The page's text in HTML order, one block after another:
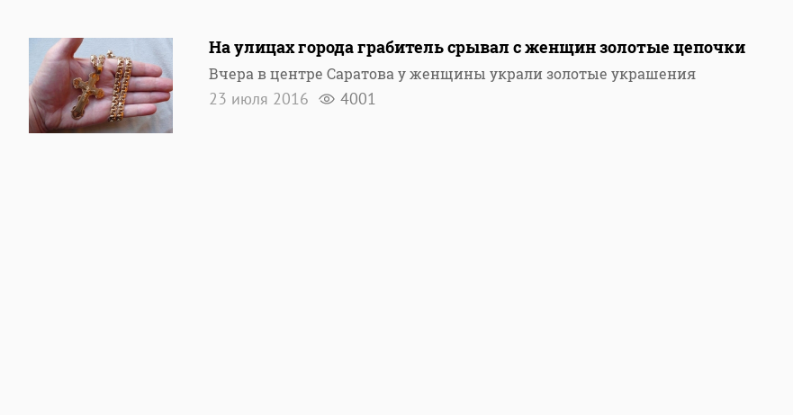
На улицах города грабитель срывал с женщин золотые цепочки
Вчера в центре Саратова у женщины украли золотые украшения
23 июля 2016 4001